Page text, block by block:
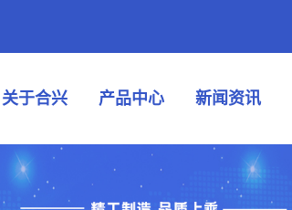
关于合兴 产品中心 新闻资讯